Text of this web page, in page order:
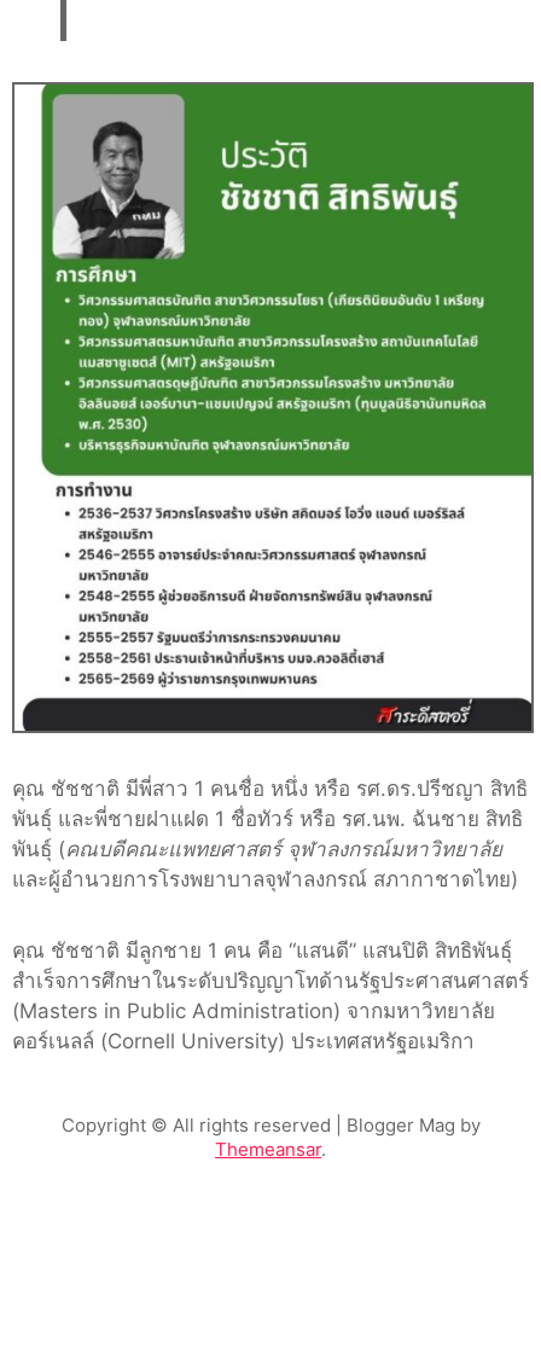
คุณ ชัชชาติ มีพี่สาว 1 คนชื่อ หนึ่ง หรือ รศ.ดร.ปรีชญา สิทธิ
พันธุ์ และพี่ชายฝาแฝด 1 ชื่อทัวร์ หรือ รศ.นพ. ฉันชาย สิทธิ
พันธุ์ (คณบดีคณะแพทยศาสตร์ จุฬาลงกรณ์มหาวิทยาลัย
และผู้อำนวยการโรงพยาบาลจุฬาลงกรณ์ สภากาชาดไทย)
คุณ ชัชชาติ มีลูกชาย 1 คน คือ “แสนดี” แสนปิติ สิทธิพันธุ์
สำเร็จการศึกษาในระดับปริญญาโทด้านรัฐประศาสนศาสตร์
(Masters in Public Administration) จากมหาวิทยาลัย
คอร์เนลล์ (Cornell University) ประเทศสหรัฐอเมริกา
Copyright © All rights reserved | Blogger Mag by
Themeansar.